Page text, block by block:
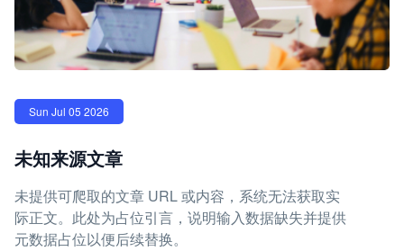
Sun Jul 05 2026
未知来源文章
未提供可爬取的文章 URL 或内容，系统无法获取实
际正文。此处为占位引言，说明输入数据缺失并提供
元数据占位以便后续替换。